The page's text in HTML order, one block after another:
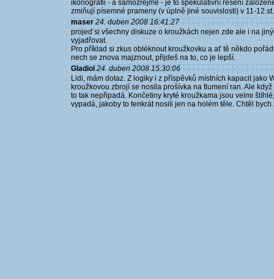
ikonografii - a samozřejmě - je to spekulativní řešení
zmiňují písemné prameny (v úplně jiné souvislosti) v 11-12.st.
maser 24. duben 2008 16:41:27
projeď si všechny diskuze o kroužkách nejen zde ale i na
vyjadřovat.
Pro příklad si zkus obléknout kroužkovku a ať tě někdo
nech se znova majznout, přijdeš na to, co je lepší.
Gladiol 24. duben 2008 15:30:06
Lidi, mám dotaz. Z logiky i z příspěvků místních kapacit jako
kroužkovou zbrojí se nosila prošívka na tlumení ran. Ale
to tak nepřipadá. Končetiny kryté kroužkama jsou velmi
vypadá, jakoby to tenkrát nosili jen na holém těle. Chtěl bych